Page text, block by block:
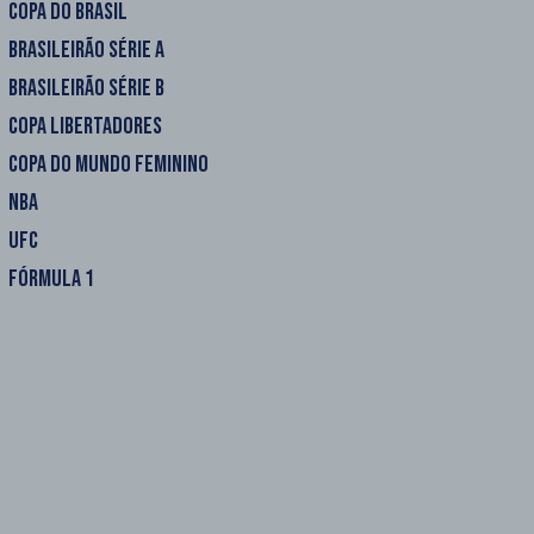
COPA DO BRASIL
BRASILEIRÃO SÉRIE A
BRASILEIRÃO SÉRIE B
COPA LIBERTADORES
COPA DO MUNDO FEMININO
NBA
UFC
FÓRMULA 1